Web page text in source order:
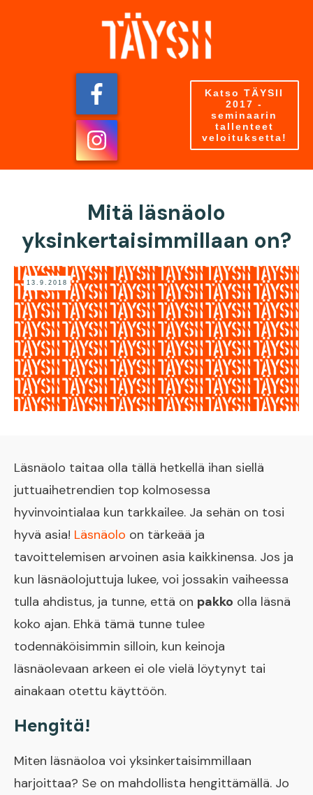
Katso TÄYSII
2017 -
seminaarin
tallenteet
veloituksetta!
Mitä läsnäolo
yksinkertaisimmillaan on?
13.9.2018
Läsnäolo taitaa olla tällä hetkellä ihan siellä
juttuaihetrendien top kolmosessa
hyvinvointialaa kun tarkkailee. Ja sehän on tosi
hyvä asia! Läsnäolo on tärkeää ja
tavoittelemisen arvoinen asia kaikkinensa. Jos ja
kun läsnäolojuttuja lukee, voi jossakin vaiheessa
tulla ahdistus, ja tunne, että on pakko olla läsnä
koko ajan. Ehkä tämä tunne tulee
todennäköisimmin silloin, kun keinoja
läsnäolevaan arkeen ei ole vielä löytynyt tai
ainakaan otettu käyttöön.
Hengitä!
Miten läsnäoloa voi yksinkertaisimmillaan
harjoittaa? Se on mahdollista hengittämällä. Jo